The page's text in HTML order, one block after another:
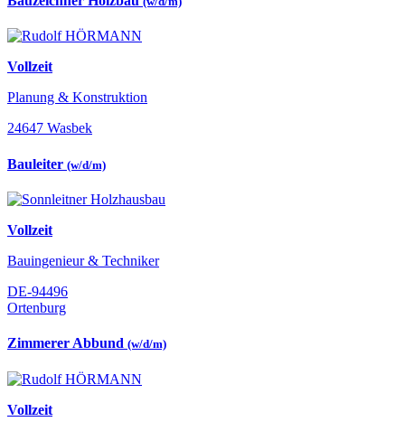
Vollzeit
Planung & Konstruktion
24647 Wasbek
Bauleiter (w/d/m)
Vollzeit
Bauingenieur & Techniker
DE-94496
Ortenburg
Zimmerer Abbund (w/d/m)
Vollzeit